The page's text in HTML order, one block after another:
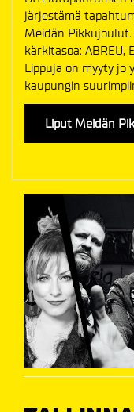
järjestämä
Meidän
kärkitasoa: ABREU,
Lippuja on myyty jo
kaupungin
Liput Meidän